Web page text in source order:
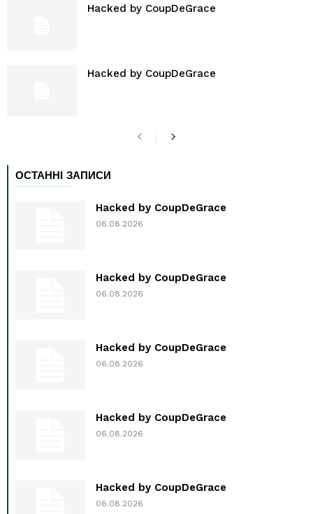
Hacked by CoupDeGrace
Hacked by CoupDeGrace
ОСТАННІ ЗАПИСИ
Hacked by CoupDeGrace
06.08.2026
Hacked by CoupDeGrace
06.08.2026
Hacked by CoupDeGrace
06.08.2026
Hacked by CoupDeGrace
06.08.2026
Hacked by CoupDeGrace
06.08.2026